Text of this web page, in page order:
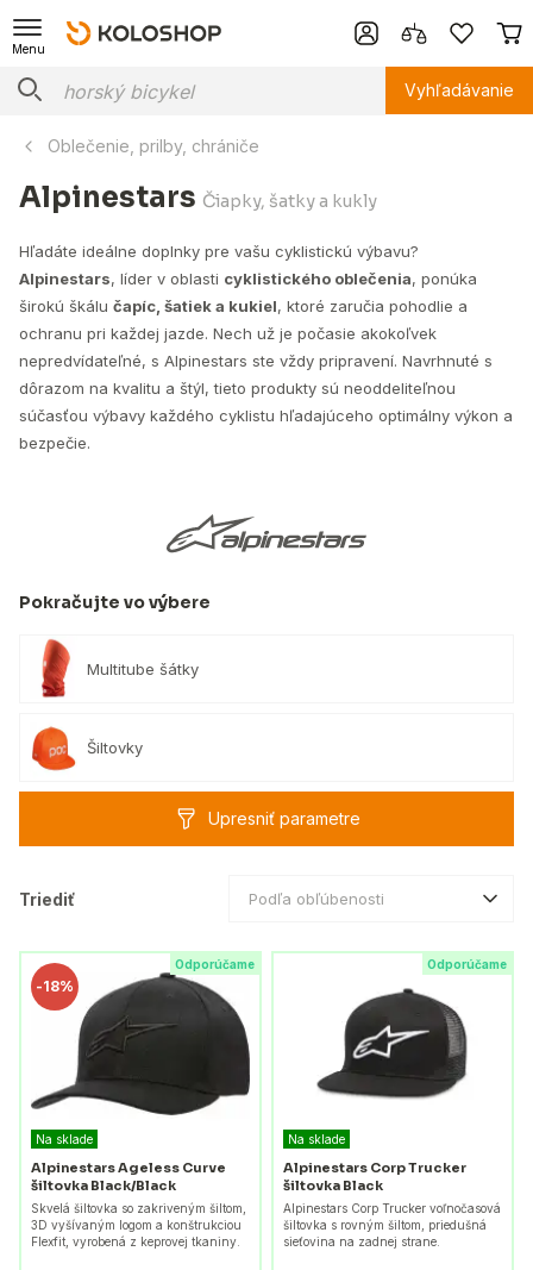
Menu
Vyhľadávanie
Oblečenie, prilby, chrániče
Alpinestars Čiapky, šatky a kukly
Hľadáte ideálne doplnky pre vašu cyklistickú výbavu?
Alpinestars, líder v oblasti cyklistického oblečenia, ponúka
širokú škálu čapíc, šatiek a kukiel, ktoré zaručia pohodlie a
ochranu pri každej jazde. Nech už je počasie akokoľvek
nepredvídateľné, s Alpinestars ste vždy pripravení. Navrhnuté s
dôrazom na kvalitu a štýl, tieto produkty sú neoddeliteľnou
súčasťou výbavy každého cyklistu hľadajúceho optimálny výkon a
bezpečie.
Pokračujte vo výbere
Multitube šátky
Šiltovky
Upresniť parametre
Triediť Podľa obľúbenosti
Odporúčame
-18%
Na sklade
Alpinestars Ageless Curve
šiltovka Black/Black
Skvelá šiltovka so zakriveným šiltom,
3D vyšívaným logom a konštrukciou
Flexfit, vyrobená z keprovej tkaniny.
Odporúčame
Na sklade
Alpinestars Corp Trucker
šiltovka Black
Alpinestars Corp Trucker voľnočasová
šiltovka s rovným šiltom, priedušná
sieťovina na zadnej strane.